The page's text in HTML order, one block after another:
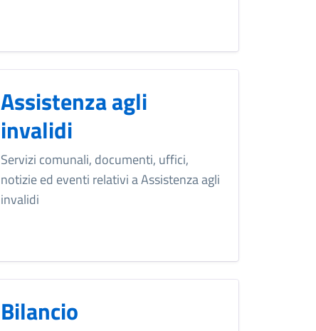
Assistenza agli
invalidi
Servizi comunali, documenti, uffici,
notizie ed eventi relativi a Assistenza agli
invalidi
Bilancio